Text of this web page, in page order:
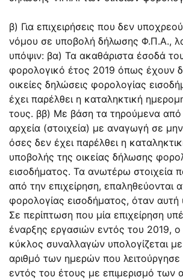
β) Για επιχειρήσεις που δεν
νόμου σε υποβολή δήλωσης Φ.Π.Α.,
υπόψιν: βα) Τα ακαθάριστα έσοδά
φορολογικό έτος 2019 όπως έχουν
οικείες δηλώσεις φορολογίας
έχει παρέλθει η καταληκτική
τους. ββ) Με βάση τα τηρούμενα από
αρχεία (στοιχεία) με αναγωγή σε
όσες δεν έχει παρέλθει η
υποβολής της οικείας δήλωσης
εισοδήματος. Τα ανωτέρω στοιχεία
από την επιχείρηση, επαληθεύονται
φορολογίας εισοδήματος, όταν αυτή
Σε περίπτωση που μία επιχείρηση
έναρξης εργασιών εντός του 2019, ο
κύκλος συναλλαγών υπολογίζεται
αριθμό των ημερών που λειτούργησε
εντός του έτους με επιμερισμό των